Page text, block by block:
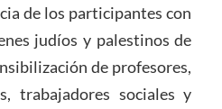
de los participantes con
judíos y palestinos de
de profesores,
trabajadores sociales y